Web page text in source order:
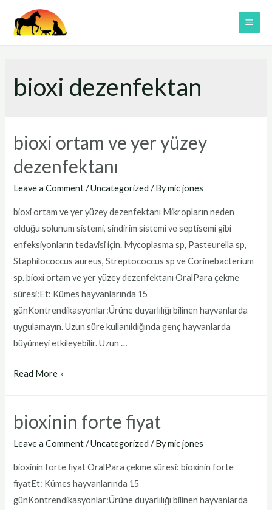
bioxi dezenfektan
bioxi ortam ve yer yüzey
dezenfektanı
Leave a Comment /Uncategorized / Bymic jones
bioxi ortam ve yer yüzey dezenfektanı Mikropların neden
olduğu solunum sistemi, sindirim sistemi ve septisemi gibi
enfeksiyonların tedavisi için. Mycoplasma sp, Pasteurella sp,
Staphilococcus aureus, Streptococcus sp ve Corinebacterium
sp. bioxi ortam ve yer yüzey dezenfektanı OralPara çekme
süresi:Et: Kümes hayvanlarında 15
günKontrendikasyonlar:Ürüne duyarlılığı bilinen hayvanlarda
uygulamayın. Uzun süre kullanıldığında genç hayvanlarda
büyümeyi etkileyebilir. Uzun …
bioxi
yer
yüzey
Read More »
bioxinin forte fiyat
Leave a Comment /Uncategorized / Bymic jones
bioxinin forte fiyat OralPara çekme süresi: bioxinin forte
fiyatEt: Kümes hayvanlarında 15
günKontrendikasyonlar:Ürüne duyarlılığı bilinen hayvanlarda